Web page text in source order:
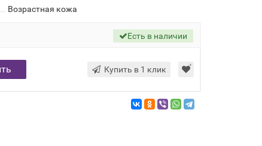
Возрастная кожа
Есть в наличии
Купить в 1 клик